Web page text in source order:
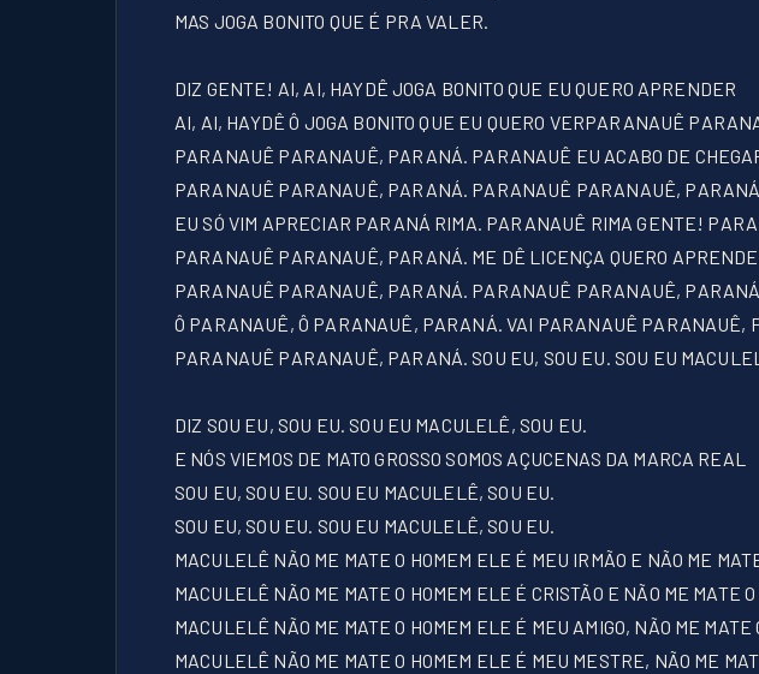
MAS JOGA BONITO QUE É PRA VALER.
DIZ GENTE! AI, AI, HAYDÊ JOGA BONITO QUE EU QUERO APRENDER
AI, AI, HAYDÊ Ô JOGA BONITO QUE EU QUERO VERPARANAUÊ
PARANAUÊ PARANAUÊ, PARANÁ. PARANAUÊ EU ACABO DE
PARANAUÊ PARANAUÊ, PARANÁ. PARANAUÊ PARANAUÊ,
EU SÓ VIM APRECIAR PARANÁ RIMA. PARANAUÊ RIMA GENTE!
PARANAUÊ PARANAUÊ, PARANÁ. ME DÊ LICENÇA QUERO
PARANAUÊ PARANAUÊ, PARANÁ. PARANAUÊ PARANAUÊ,
Ô PARANAUÊ, Ô PARANAUÊ, PARANÁ. VAI PARANAUÊ PARANAUÊ,
PARANAUÊ PARANAUÊ, PARANÁ. SOU EU, SOU EU. SOU EU
DIZ SOU EU, SOU EU. SOU EU MACULELÊ, SOU EU.
E NÓS VIEMOS DE MATO GROSSO SOMOS AÇUCENAS DA MARCA REAL
SOU EU, SOU EU. SOU EU MACULELÊ, SOU EU.
SOU EU, SOU EU. SOU EU MACULELÊ, SOU EU.
MACULELÊ NÃO ME MATE O HOMEM ELE É MEU IRMÃO E NÃO ME
MACULELÊ NÃO ME MATE O HOMEM ELE É CRISTÃO E NÃO ME MATE O
MACULELÊ NÃO ME MATE O HOMEM ELE É MEU AMIGO, NÃO ME MATE
MACULELÊ NÃO ME MATE O HOMEM ELE É MEU MESTRE, NÃO ME